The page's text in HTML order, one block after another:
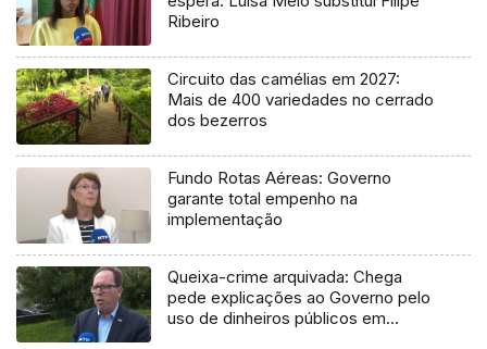
Ribeiro
Circuito das camélias em 2027:
Mais de 400 variedades no cerrado
dos bezerros
Fundo Rotas Aéreas: Governo
garante total empenho na
implementação
Queixa-crime arquivada: Chega
pede explicações ao Governo pelo
uso de dinheiros públicos em